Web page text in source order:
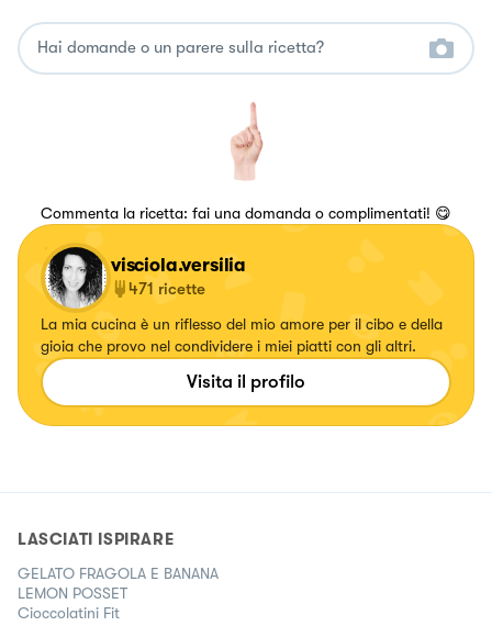
Commenta la ricetta: fai una domanda o complimentati! 😋
visciola.versilia
471 ricette
La mia cucina è un riflesso del mio amore per il cibo e della
gioia che provo nel condividere i miei piatti con gli altri.
Visita il profilo
LASCIATI ISPIRARE
GELATO FRAGOLA E BANANA
LEMON POSSET
Cioccolatini Fit